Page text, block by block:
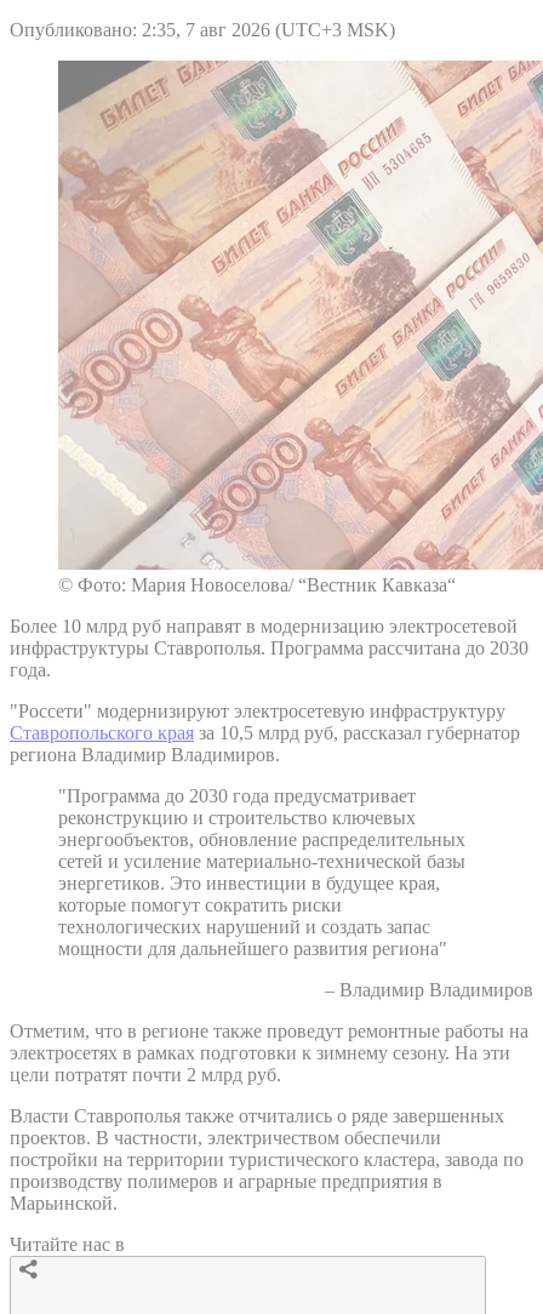
Опубликовано: 2:35, 7 авг 2026 (UTC+3 MSK)
© Фото: Мария Новоселова/ “Вестник Кавказа“
Более 10 млрд руб направят в модернизацию электросетевой
инфраструктуры Ставрополья. Программа рассчитана до 2030
года.
"Россети" модернизируют электросетевую инфраструктуру
Ставропольского края за 10,5 млрд руб, рассказал губернатор
региона Владимир Владимиров.
"Программа до 2030 года предусматривает
реконструкцию и строительство ключевых
энергообъектов, обновление распределительных
сетей и усиление материально-технической базы
энергетиков. Это инвестиции в будущее края,
которые помогут сократить риски
технологических нарушений и создать запас
мощности для дальнейшего развития региона"
– Владимир Владимиров
Отметим, что в регионе также проведут ремонтные работы на
электросетях в рамках подготовки к зимнему сезону. На эти
цели потратят почти 2 млрд руб.
Власти Ставрополья также отчитались о ряде завершенных
проектов. В частности, электричеством обеспечили
постройки на территории туристического кластера, завода по
производству полимеров и аграрные предприятия в
Марьинской.
Читайте нас в